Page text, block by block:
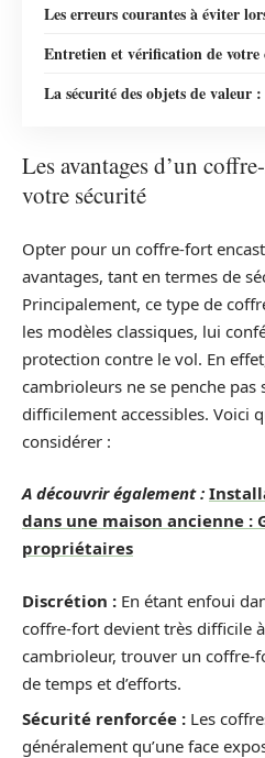
Les erreurs courantes à éviter
Entretien et vérification de
La sécurité des objets de valeur
Les avantages d’un
votre sécurité
Opter pour un coffre-fort
avantages, tant en termes de
Principalement, ce type de
les modèles classiques, lui
protection contre le vol. En
cambrioleurs ne se penche pas
difficilement accessibles. Voici
considérer :
A découvrir également :
dans une maison ancienne :
propriétaires
Discrétion : En étant enfoui
coffre-fort devient très difficile
cambrioleur, trouver un coffre-
de temps et d’efforts.
Sécurité renforcée : Les
généralement qu’une face